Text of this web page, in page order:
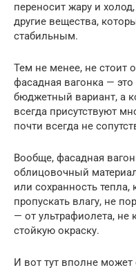
переносит жару и
другие вещества,
стабильным.
Тем не менее, не стоит
фасадная вагонка —
бюджетный вариант, а
всегда присутствуют
почти всегда не
Вообще, фасадная
облицовочный
или сохранность
пропускать влагу, не
— от ультрафиолета, не
стойкую окраску.
И вот тут вполне может